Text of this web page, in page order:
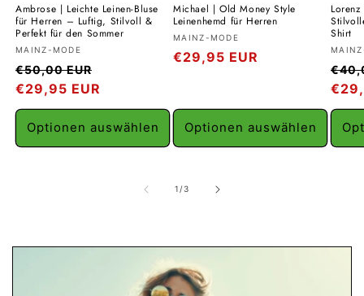
Ambrose | Leichte Leinen-Bluse
für Herren – Luftig, Stilvoll &
Perfekt für den Sommer
Anbieter:
MAINZ-MODE
Normaler
Preis
€50,00 EUR
€29,95 EUR
Optionen auswählen
Michael | Old Money Style
Leinenhemd für Herren
Anbieter:
MAINZ-MODE
Normaler
€29,95 EUR
Optionen auswählen
Shirt
Preis
1/von
3